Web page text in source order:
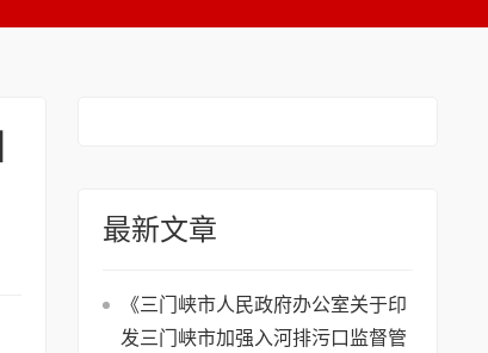
最新文章
《三门峡市人民政府办公室关于印
发三门峡市加强入河排污口监督管